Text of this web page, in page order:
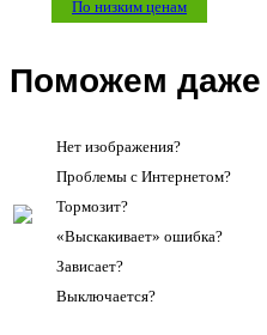
По низким ценам
Поможем даже
Нет изображения?
Проблемы с Интернетом?
Тормозит?
«Выскакивает» ошибка?
Зависает?
Выключается?